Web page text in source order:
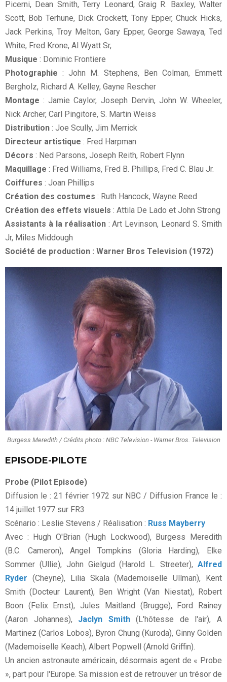
Picerni, Dean Smith, Terry Leonard, Graig R. Baxley, Walter
Scott, Bob Terhune, Dick Crockett, Tony Epper, Chuck Hicks,
Jack Perkins, Troy Melton, Gary Epper, George Sawaya, Ted
White, Fred Krone, Al Wyatt Sr,
Musique : Dominic Frontiere
Photographie : John M. Stephens, Ben Colman, Emmett
Bergholz, Richard A. Kelley, Gayne Rescher
Montage : Jamie Caylor, Joseph Dervin, John W. Wheeler,
Nick Archer, Carl Pingitore, S. Martin Weiss
Distribution : Joe Scully, Jim Merrick
Directeur artistique : Fred Harpman
Décors : Ned Parsons, Joseph Reith, Robert Flynn
Maquillage : Fred Williams, Fred B. Phillips, Fred C. Blau Jr.
Coiffures : Joan Phillips
Création des costumes : Ruth Hancock, Wayne Reed
Création des effets visuels : Attila De Lado et John Strong
Assistants à la réalisation: Art Levinson, Leonard S. Smith
Jr, Miles Middough
Société de production : Warner Bros Television (1972)
Burgess Meredith / Crédits photo : NBC Television - Warner Bros. Television
EPISODE-PILOTE
Probe (Pilot Episode)
Diffusion le : 21 février 1972 sur NBC / Diffusion France le :
14 juillet 1977 sur FR3
Scénario : Leslie Stevens / Réalisation : Russ Mayberry
Avec : Hugh O'Brian (Hugh Lockwood), Burgess Meredith
(B.C. Cameron), Angel Tompkins (Gloria Harding), Elke
Sommer (Ullie), John Gielgud (Harold L. Streeter), Alfred
Ryder (Cheyne), Lilia Skala (Mademoiselle Ullman), Kent
Smith (Docteur Laurent), Ben Wright (Van Niestat), Robert
Boon (Felix Ernst), Jules Maitland (Brugge), Ford Rainey
(Aaron Johannes), Jaclyn Smith(L'hôtesse de l'air), A
Martinez (Carlos Lobos), Byron Chung (Kuroda), Ginny Golden
(Mademoiselle Keach), Albert Popwell (Arnold Griffin).
Un ancien astronaute américain, désormais agent de « Probe
», part pour l'Europe. Sa mission est de retrouver un trésor de